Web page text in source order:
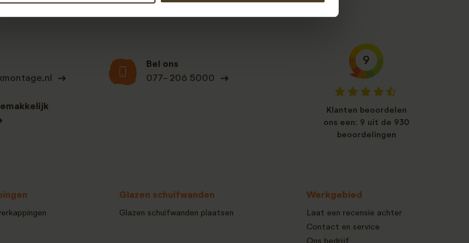
Bel ons
077- 206 5000
9
Klanten beoordelen
ons een: 9 uit de 930
beoordelingen
Glazen schuifwanden
Glazen schuifwanden plaatsen
Werkgebied
Laat een recensie achter
Contact en service
Ons bedrijf